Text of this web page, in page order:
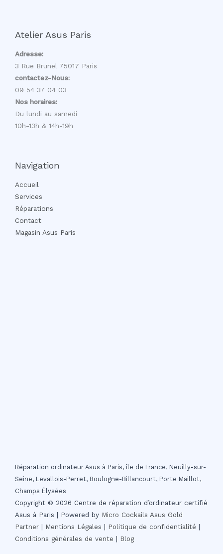
Atelier Asus Paris
Adresse:
3 Rue Brunel 75017 Paris
contactez-Nous:
09 54 37 04 03
Nos horaires:
Du lundi au samedi
10h-13h & 14h-19h
Navigation
Accueil
Services
Réparations
Contact
Magasin Asus Paris
Réparation ordinateur Asus à Paris, île de France, Neuilly-sur-
Seine, Levallois-Perret, Boulogne-Billancourt, Porte Maillot,
Champs Élysées
Copyright © 2026 Centre de réparation d’ordinateur certifié
Asus à Paris | Powered by Micro Cockails Asus Gold
Partner | Mentions Légales | Politique de confidentialité |
Conditions générales de vente | Blog